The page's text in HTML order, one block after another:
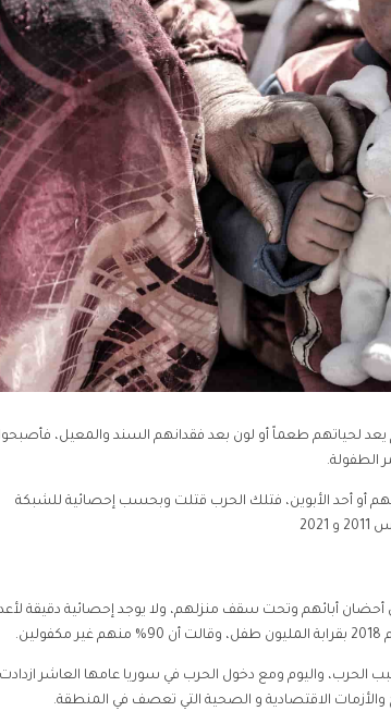
يعد لحياتهم طعماً أو لون بعد فقدانهم السند والمعيل،
الطفولة.
أو أحد الأبوين، فتلك الحرب قتلت وبحسب إحصائية للشبكة
أحضان أبائهم وتحت سقف منزلهم، ولا يوجد إحصائية دقيقة
كلاهما بسبب الحرب، واليوم ومع دخول الحرب في سوريا عامها العاشر
والأزمات الاقتصادية و الصحية التي تعصف في المنطقة.